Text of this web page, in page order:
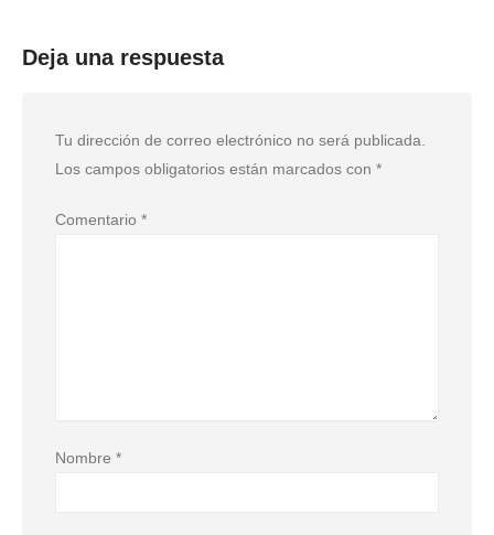
Deja una respuesta
Tu dirección de correo electrónico no será publicada.
Los campos obligatorios están marcados con *
Comentario *
Nombre *